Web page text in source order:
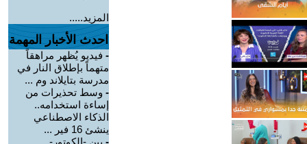
المزيد.....
احدث الأخبار المهمة
- فيديو يُظهر مراهقاً
متهماً بإطلاق النار في
مدرسة بتايلاند وم ...
- وسط تحذيرات من
إساءة استخدامه..
الذكاء الاصطناعي
ينشئ 16 فير ...
- بين -الكوتور-